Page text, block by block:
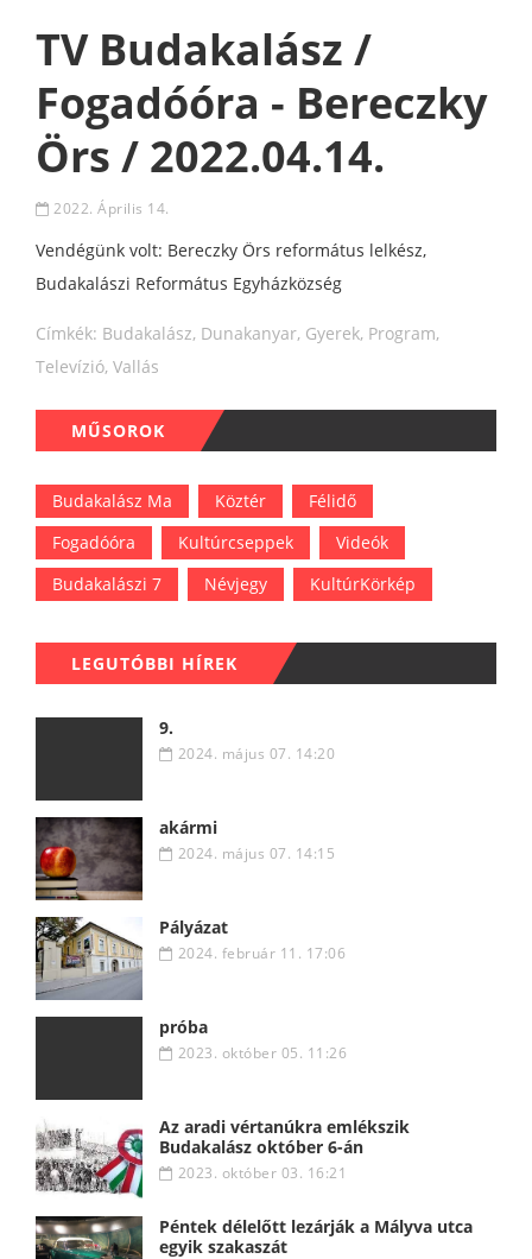
TV Budakalász /
Fogadóóra - Bereczky
Örs / 2022.04.14.
2022. Április 14.
Vendégünk volt: Bereczky Örs református lelkész,
Budakalászi Református Egyházközség
Címkék: Budakalász, Dunakanyar, Gyerek, Program,
Televízió, Vallás
MŰSOROK
Budakalász Ma Köztér
Félidő
Fogadóóra
Kultúrcseppek
Videók
Budakalászi 7
Névjegy KultúrKörkép
LEGUTÓBBI HÍREK
9.
2024. május 07. 14:20
akármi
2024. május 07. 14:15
Pályázat
2024. február 11. 17:06
próba
2023. október 05. 11:26
Az aradi vértanúkra emlékszik
Budakalász október 6-án
2023. október 03. 16:21
Péntek délelőtt lezárják a Mályva utca
egyik szakaszát